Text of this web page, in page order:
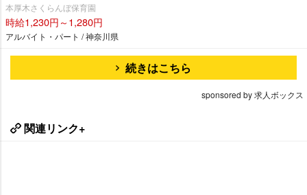
本厚木さくらんぼ保育園
時給1,230円～1,280円
アルバイト・パート / 神奈川県
続きはこちら
sponsored by 求人ボックス
関連リンク+